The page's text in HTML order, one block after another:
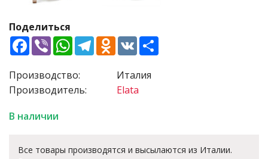
Поделиться
Facebook
ViberWhatsApp
TelegramOdnoklassniki
VK
Производство:
Производитель:
Италия
Elata
В наличии
Все товары производятся и высылаются из Италии.